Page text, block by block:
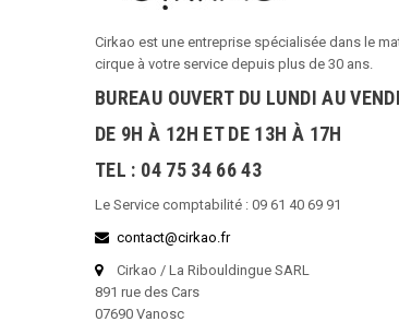
Cirkao est une entreprise spécialisée dans le
cirque à votre service depuis plus de 30 ans.
BUREAU OUVERT DU LUNDI AU
DE 9H À 12H ET DE 13H À 17H
TEL : 04 75 34 66 43
Le Service comptabilité : 09 61 40 69 91
contact@cirkao.fr
Cirkao / La Ribouldingue SARL
891 rue des Cars
07690 Vanosc